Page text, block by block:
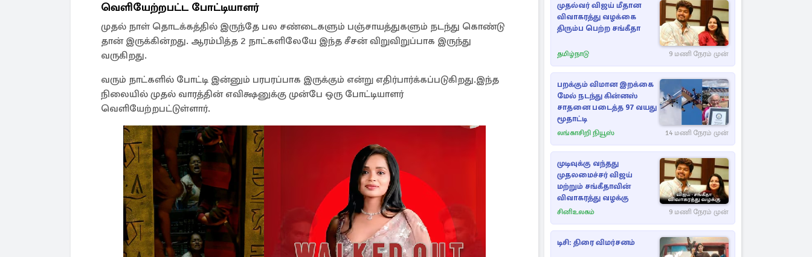
வெளியேற்றபட்ட போட்டியாளர்
முதல் நாள் தொடக்கத்தில் இருந்தே பல சண்டைகளும் பஞ்சாயத்துகளும் நடந்து கொண்டு
தான் இருக்கின்றது. ஆரம்பித்த 2 நாட்களிலேயே இந்த சீசன் விறுவிறுப்பாக இருந்து
வருகிறது.
வரும் நாட்களில் போட்டி இன்னும் பரபரப்பாக இருக்கும் என்று எதிர்பார்க்கப்படுகிறது.இந்த
நிலையில் முதல் வாரத்தின் எவிக்ஷனுக்கு முன்பே ஒரு போட்டியாளர்
வெளியேற்றபட்டுள்ளார்.
முதல்வர் விஜய் மீதான
விவாகரத்து வழக்கை
திரும்ப பெற்ற சங்கீதா
தமிழ்நாடு 9 மணி நேரம் முன்
பறக்கும் விமான இறக்கை
மேல் நடந்து கின்னஸ்
சாதனை படைத்த 97 வயது
மூதாட்டி
லங்காசிறி நியூஸ் 14 மணி நேரம் முன்
முடிவுக்கு வந்தது
முதலமைச்சர் விஜய்
மற்றும் சங்கீதாவின்
விவாகரத்து வழக்கு
சினிஉலகம் 9 மணி நேரம் முன்
டிசி: திரை விமர்சனம்